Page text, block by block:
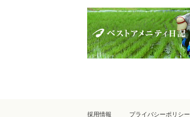
採用情報 プライバシーポリシー